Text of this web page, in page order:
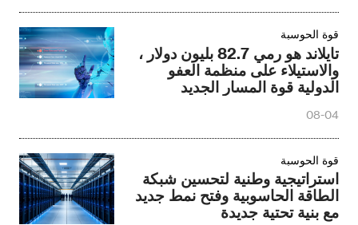
قوة الحوسبة
تايلاند هو رمي 82.7 بليون دولار ،
والاستيلاء على منظمة العفو
الدولية قوة المسار الجديد
08-04
قوة الحوسبة
استراتيجية وطنية لتحسين شبكة
الطاقة الحاسوبية وفتح نمط جديد
مع بنية تحتية جديدة